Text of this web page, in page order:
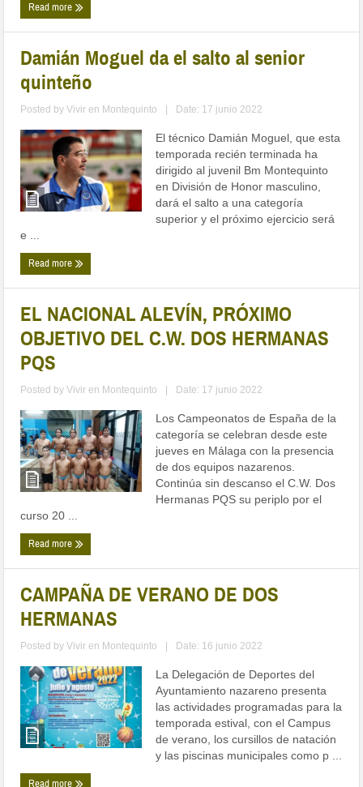
Read more
Damián Moguel da el salto al senior
quinteño
Posted byVivir en Montequinto Date: 17 junio 2022
El técnico Damián Moguel, que esta
temporada recién terminada ha
dirigido al juvenil Bm Montequinto
en División de Honor masculino,
dará el salto a una categoría
superior y el próximo ejercicio será
e ...
Read more
EL NACIONAL ALEVÍN, PRÓXIMO
OBJETIVO DEL C.W. DOS HERMANAS
PQS
Posted byVivir en Montequinto Date: 17 junio 2022
Los Campeonatos de España de la
categoría se celebran desde este
jueves en Málaga con la presencia
de dos equipos nazarenos.
Continúa sin descanso el C.W. Dos
Hermanas PQS su periplo por el
curso 20 ...
Read more
CAMPAÑA DE VERANO DE DOS
HERMANAS
Posted byVivir en Montequinto Date: 16 junio 2022
La Delegación de Deportes del
Ayuntamiento nazareno presenta
las actividades programadas para la
temporada estival, con el Campus
de verano, los cursillos de natación
y las piscinas municipales como p ...
Read more